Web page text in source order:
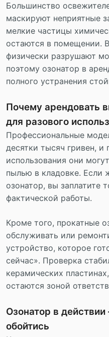
Большинство
маскируют неприятные
мелкие частицы
остаются в помещении.
физически разрушают
поэтому озонатор в
полного устранения
Почему арендовать
для разового
Профессиональные
десятки тысяч гривен, и
использования они
пылью в кладовке. Если
озонатор, вы заплатите
фактической работы.
Кроме того, прокатные
обслуживать или
устройство, которое
сейчас». Проверка
керамических
остаются зоной
Озонатор в действии
обойтись